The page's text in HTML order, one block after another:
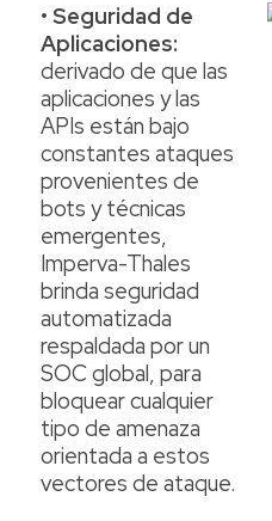
• Seguridad de
Aplicaciones:
derivado de que las
aplicaciones y las
APIs están bajo
constantes ataques
provenientes de
bots y técnicas
emergentes,
Imperva-Thales
brinda seguridad
automatizada
respaldada por un
SOC global, para
bloquear cualquier
tipo de amenaza
orientada a estos
vectores de ataque.